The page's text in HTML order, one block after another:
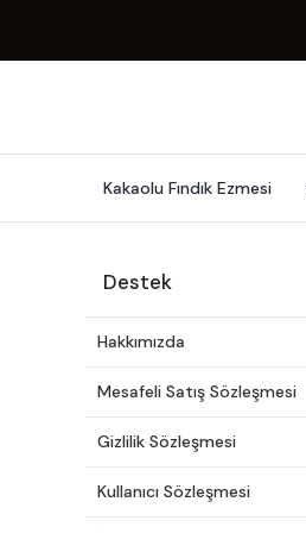
Kakaolu Fındık Ezmesi
Destek
Hakkımızda
Mesafeli Satış Sözleşmesi
Gizlilik Sözleşmesi
Kullanıcı Sözleşmesi